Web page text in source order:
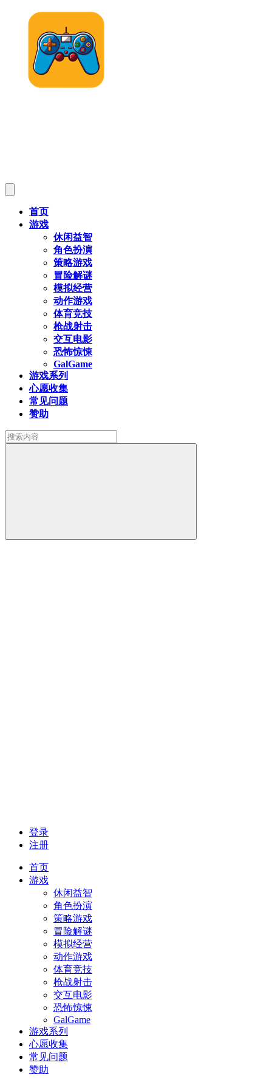
首页
游戏
休闲益智
角色扮演
策略游戏
冒险解谜
模拟经营
动作游戏
体育竞技
枪战射击
交互电影
恐怖惊悚
GalGame
游戏系列
心愿收集
常见问题
赞助
登录
注册
首页
游戏
休闲益智
角色扮演
策略游戏
冒险解谜
模拟经营
动作游戏
体育竞技
枪战射击
交互电影
恐怖惊悚
GalGame
游戏系列
心愿收集
常见问题
赞助